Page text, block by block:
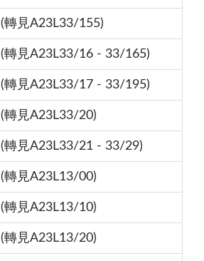
(轉見A23L33/155)
(轉見A23L33/16 - 33/165)
(轉見A23L33/17 - 33/195)
(轉見A23L33/20)
(轉見A23L33/21 - 33/29)
(轉見A23L13/00)
(轉見A23L13/10)
(轉見A23L13/20)